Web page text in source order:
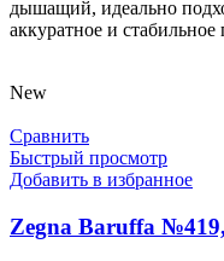
дышащий, идеально
аккуратное и стабильное
New
Сравнить
Быстрый просмотр
Добавить в избранное
Zegna Baruffa